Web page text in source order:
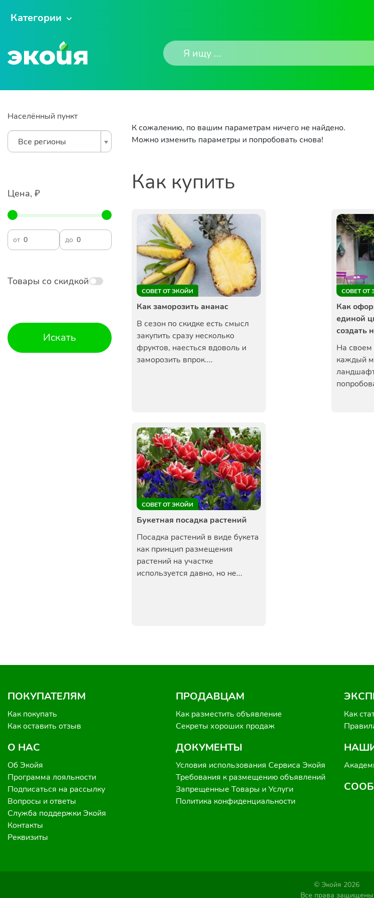
Категории
Населённый пункт
Все регионы
Цена, ₽
от до
Товары со скидкой
Искать
К сожалению, по вашим параметрам ничего не найдено.
Можно изменить параметры и попробовать снова!
Как купить
СОВЕТ ОТ ЭКОЙИ
Как заморозить ананас
В сезон по скидке есть смысл
закупить сразу несколько
фруктов, наесться вдоволь и
заморозить впрок....
СОВЕТ ОТ
Как
единой
создать
На своем
каждый
СОВЕТ ОТ ЭКОЙИ
Букетная посадка растений
Посадка растений в виде букета
как принцип размещения
растений на участке
используется давно, но не...
ПОКУПАТЕЛЯМ
Как покупать
Как оставить отзыв
О НАС
Об Экойя
Программа лояльности
Подписаться на рассылку
Вопросы и ответы
Служба поддержки Экойя
Контакты
Реквизиты
ПРОДАВЦАМ
Как разместить объявление
Секреты хороших продаж
ДОКУМЕНТЫ
Условия использования Сервиса Экойя
Требования к размещению объявлений
Запрещенные Товары и Услуги
Политика конфиденциальности
Как
© Экойя 2026
Все права защищены